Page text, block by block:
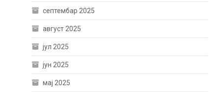
септембар 2025
август 2025
јул 2025
јун 2025
мај 2025